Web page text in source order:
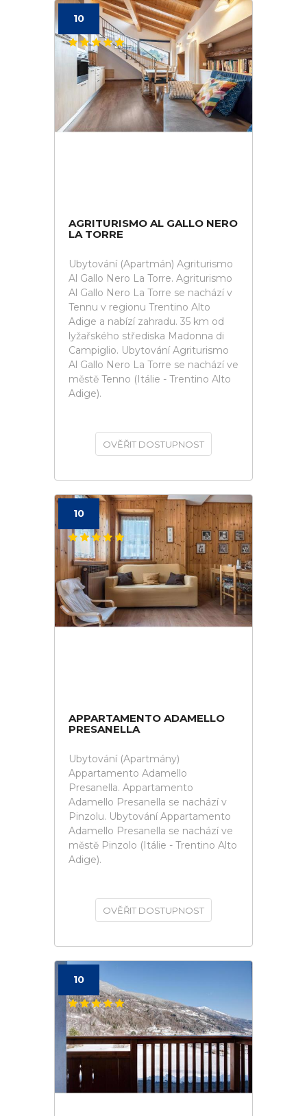
10
AGRITURISMO AL GALLO NERO
LA TORRE
Ubytování (Apartmán) Agriturismo
Al Gallo Nero La Torre. Agriturismo
Al Gallo Nero La Torre se nachází v
Tennu v regionu Trentino Alto
Adige a nabízí zahradu. 35 km od
lyžařského střediska Madonna di
Campiglio. Ubytování Agriturismo
Al Gallo Nero La Torre se nachází ve
městě Tenno (Itálie - Trentino Alto
Adige).
OVĚŘIT DOSTUPNOST
10
APPARTAMENTO ADAMELLO
PRESANELLA
Ubytování (Apartmány)
Appartamento Adamello
Presanella. Appartamento
Adamello Presanella se nachází v
Pinzolu. Ubytování Appartamento
Adamello Presanella se nachází ve
městě Pinzolo (Itálie - Trentino Alto
Adige).
OVĚŘIT DOSTUPNOST
10